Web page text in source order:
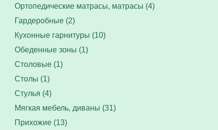
Ортопедические матрасы, матрасы (4)
Гардеробные (2)
Кухонные гарнитуры (10)
Обеденные зоны (1)
Столовые (1)
Столы (1)
Стулья (4)
Мягкая мебель, диваны (31)
Прихожие (13)